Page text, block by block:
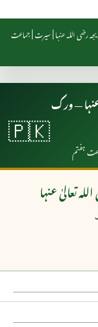
رضی اللہ عنہا | سیرت | جماعت
— ورک
ہفتم 🇵🇰
تعالیٰ عنہا